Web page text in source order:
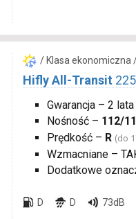
/ Klasa ekonomiczna
Hifly All-Transit
Gwarancja – 2 lata
Nośność – 112/
Prędkość – R (do
Wzmacniane –
Dodatkowe
D D 73dB